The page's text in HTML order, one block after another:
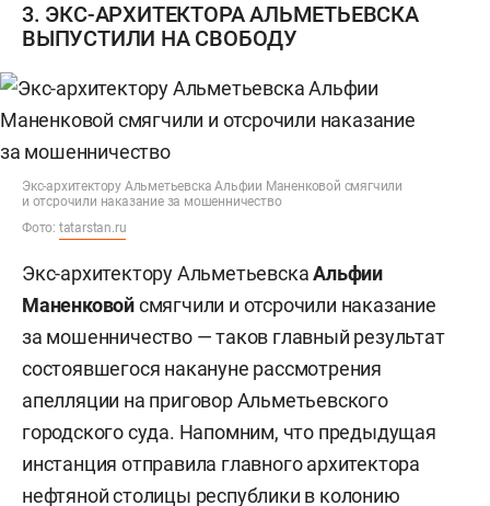
3. ЭКС-АРХИТЕКТОРА АЛЬМЕТЬЕВСКА
ВЫПУСТИЛИ НА СВОБОДУ
Экс-архитектору Альметьевска Альфии Маненковой смягчили
и отсрочили наказание за мошенничество
Фото: tatarstan.ru
Экс-архитектору АльметьевскаАльфии
Маненковойсмягчили и отсрочили наказание
за мошенничество — таков главный результат
состоявшегося накануне рассмотрения
апелляции на приговор Альметьевского
городского суда. Напомним, что предыдущая
инстанция отправила главного архитектора
нефтяной столицы республики в колонию